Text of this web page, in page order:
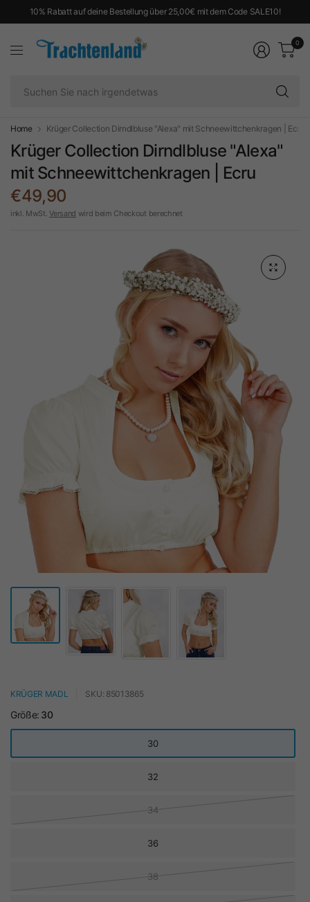
10% Rabatt auf deine Bestellung über 25,00€ mit dem Code SALE10!
0
Home Krüger Collection Dirndlbluse "Alexa" mit Schneewittchenkragen | Ecru
Krüger Collection Dirndlbluse "Alexa"
mit Schneewittchenkragen | Ecru
€49,90
inkl. MwSt.Versand wird beim Checkout berechnet
KRÜGER MADL SKU: 85013865
Größe: 30
30
32
34
36
38